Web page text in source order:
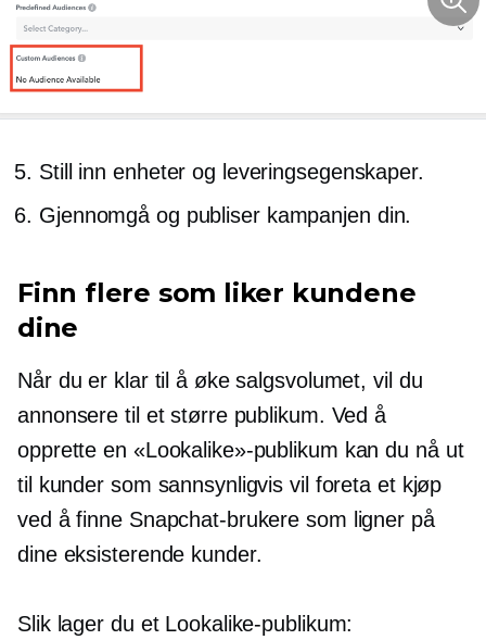
Still inn enheter og leveringsegenskaper.
Gjennomgå og publiser kampanjen din.
Finn flere som liker kundene
dine
Når du er klar til å øke salgsvolumet, vil du
annonsere til et større publikum. Ved å
opprette en «Lookalike»-publikum kan du nå ut
til kunder som sannsynligvis vil foreta et kjøp
ved å finne Snapchat-brukere som ligner på
dine eksisterende kunder.
Slik lager du et Lookalike-publikum: